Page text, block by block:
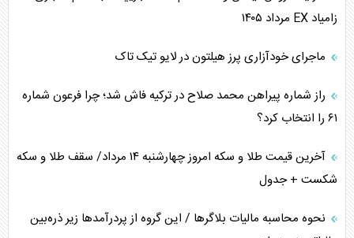
چرا کویت به دنبال شریک امنیتی جدید است؟
اعتراف غرب به قدرت ایران در تثبیت معادلات
خطای راهبردی ترامپ مقابل برزیل
زامیاد EX مرداد ۱۴۰۵
ماجرای خودآزاری پرز هیلتون در لایو تیک تاک
راز شماره پیراهن محمد صلاح در ترکیه فاش شد؛ چرا فرعون شماره
۶۱ را انتخاب کرد؟
آخرین قیمت طلا و سکه امروز چهارشنبه ۱۴ مرداد/ سقف طلا و سکه
شکست + جدول
نحوه محاسبه مالیات بلاگر‌ها / این گروه از پردرآمد‌ها زیر ذره‌بین